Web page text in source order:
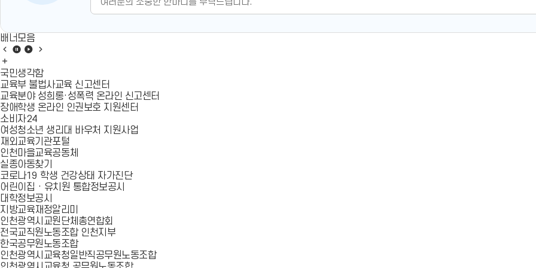
배너모음
배
모
음
이
전
슬
라
이
드
배
모
음
정
지
배
모
음
재
생
음
다
음
라
이
드
너
모
음
더
보
기
국민생각함
교육부 불법사교육 신고센터
교육분야 성희롱·성폭력 온라인 신고센터
장애학생 온라인 인권보호 지원센터
소비자24
여성청소년 생리대 바우처 지원사업
재외교육기관포털
인천마을교육공동체
실종아동찾기
코로나19 학생 건강상태 자가진단
어린이집 · 유치원 통합정보공시
대학정보공시
지방교육재정알리미
인천광역시교원단체총연합회
전국교직원노동조합 인천지부
한국공무원노동조합
인천광역시교육청일반직공무원노동조합